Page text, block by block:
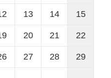
13 14 15
20 21 22
27 28 29